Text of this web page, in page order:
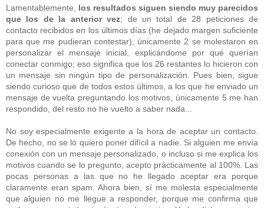
Lamentablemente, los resultados siguen siendo muy parecidos
que los de la anterior vez; de un total de 28 peticiones de
contacto recibidos en los últimos días (he dejado margen suficiente
para que me pudieran contestar), únicamente 2 se molestaron en
personalizar el mensaje inicial, explicándome por qué querían
conectar conmigo; eso significa que los 26 restantes lo hicieron con
un mensaje sin ningún tipo de personalización. Pues bien, sigue
siendo curioso que de todos estos últimos, a los que he enviado un
mensaje de vuelta preguntando los motivos, únicamente 5 me han
respondido, del resto no he vuelto a saber nada...
No soy especialmente exigente a la hora de aceptar un contacto.
De hecho, no se lo quiero poner difícil a nadie. Si alguien me envía
conexión con un mensaje personalizado, o incluso si me explica los
motivos cuando se lo pregunto, acepto prácticamente al 100%. Las
pocas personas a las que no he llegado aceptar era porque
claramente eran spam. Ahora bien, sí me molesta especialmente
que alguien no me llegue a responder, porque me confirma que